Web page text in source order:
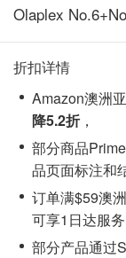
Olaplex
折扣详情
Amazon澳洲
降5.2折 ，
部分商品
品页面标注和
订单满$59澳
可享1日达服务
部分产品通过